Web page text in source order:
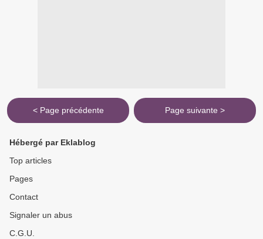
< Page précédente Page suivante >
Hébergé par Eklablog
Top articles
Pages
Contact
Signaler un abus
C.G.U.